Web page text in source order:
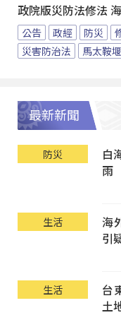
政院版災防法修法
公告 政經 防災
災害防治法
馬太鞍
最新新聞
防災
白
雨
生活
海
引
生活
台
土